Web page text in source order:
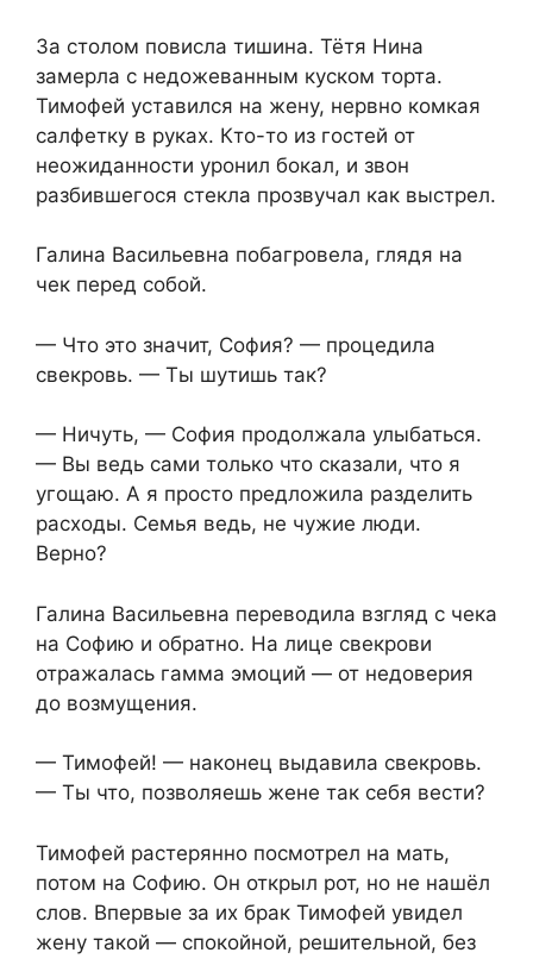
За столом повисла тишина. Тётя Нина
замерла с недожеванным куском торта.
Тимофей уставился на жену, нервно комкая
салфетку в руках. Кто-то из гостей от
неожиданности уронил бокал, и звон
разбившегося стекла прозвучал как выстрел.
Галина Васильевна побагровела, глядя на
чек перед собой.
— Что это значит, София? — процедила
свекровь. — Ты шутишь так?
— Ничуть, — София продолжала улыбаться.
— Вы ведь сами только что сказали, что я
угощаю. А я просто предложила разделить
расходы. Семья ведь, не чужие люди.
Верно?
Галина Васильевна переводила взгляд с чека
на Софию и обратно. На лице свекрови
отражалась гамма эмоций — от недоверия
до возмущения.
— Тимофей! — наконец выдавила свекровь.
— Ты что, позволяешь жене так себя вести?
Тимофей растерянно посмотрел на мать,
потом на Софию. Он открыл рот, но не нашёл
слов. Впервые за их брак Тимофей увидел
жену такой — спокойной, решительной, без